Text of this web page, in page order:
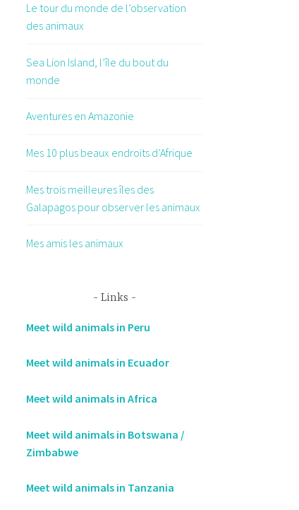
Le tour du monde de l’observation
des animaux
Sea Lion Island, l’île du bout du
monde
Aventures en Amazonie
Mes 10 plus beaux endroits d’Afrique
Mes trois meilleures îles des
Galapagos pour observer les animaux
Mes amis les animaux
Links
Meet wild animals in Peru
Meet wild animals in Ecuador
Meet wild animals in Africa
Meet wild animals in Botswana /
Zimbabwe
Meet wild animals in Tanzania